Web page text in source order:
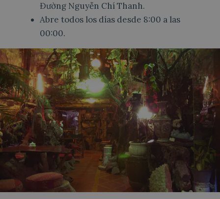
Đường Nguyễn Chí Thanh.
Abre todos los días desde 8:00 a las
00:00.